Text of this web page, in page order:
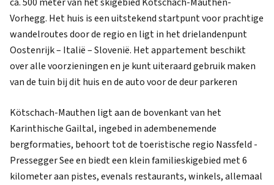
Vorhegg. Het huis is een uitstekend startpunt voor prachtige
wandelroutes door de regio en ligt in het drielandenpunt
Oostenrijk – Italië – Slovenië. Het appartement beschikt
over alle voorzieningen en je kunt uiteraard gebruik maken
van de tuin bij dit huis en de auto voor de deur parkeren
Kötschach-Mauthen ligt aan de bovenkant van het
Karinthische Gailtal, ingebed in adembenemende
bergformaties, behoort tot de toeristische regio Nassfeld -
Pressegger See en biedt een klein familieskigebied met 6
kilometer aan pistes, evenals restaurants, winkels, allemaal